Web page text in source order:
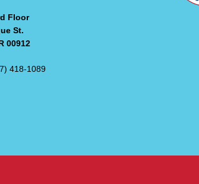
Floor
St.
00912
418-1089